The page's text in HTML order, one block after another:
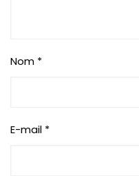
Nom *
E-mail *